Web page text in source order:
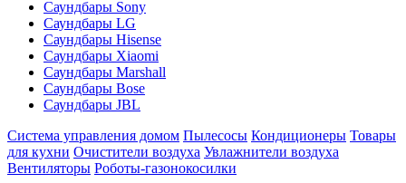
Саундбары Sony
Саундбары LG
Саундбары Hisense
Саундбары Xiaomi
Саундбары Marshall
Саундбары Bose
Саундбары JBL
Система управления домом Пылесосы Кондиционеры Товары
для кухни Очистители воздуха Увлажнители воздуха
Вентиляторы Роботы-газонокосилки